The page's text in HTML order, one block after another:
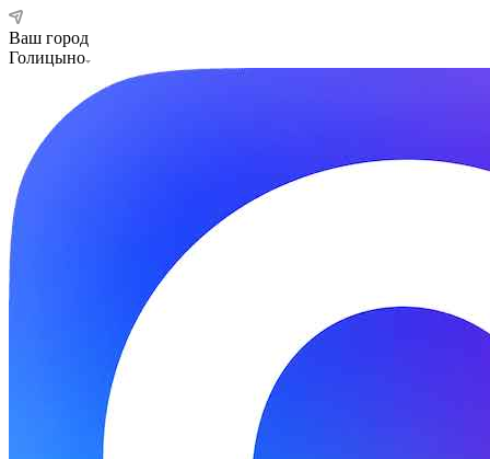
Ваш город
Голицыно